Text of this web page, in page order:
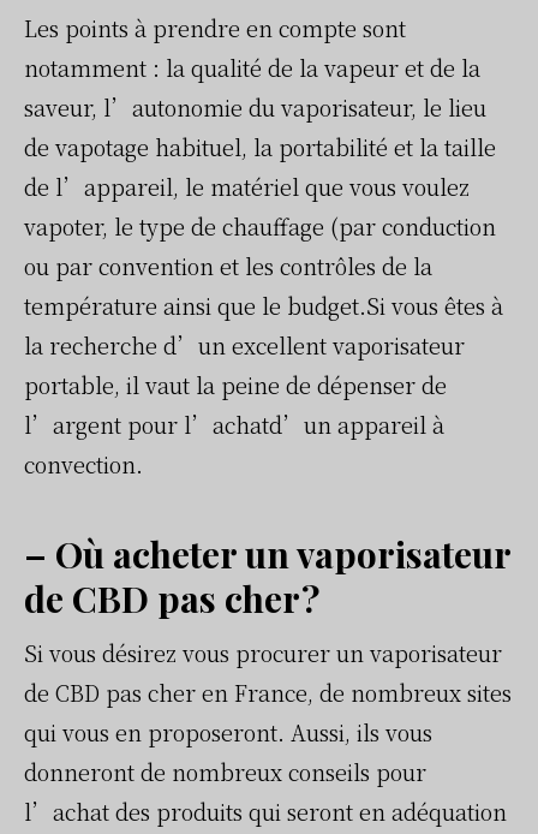
Les points à prendre en compte sont
notamment : la qualité de la vapeur et de la
saveur, l’autonomie du vaporisateur, le lieu
de vapotage habituel, la portabilité et la taille
de l’appareil, le matériel que vous voulez
vapoter, le type de chauffage (par conduction
ou par convention et les contrôles de la
température ainsi que le budget.Si vous êtes à
la recherche d’un excellent vaporisateur
portable, il vaut la peine de dépenser de
l’argent pour l’achatd’un appareil à
convection.
– Où acheter un vaporisateur
de CBD pas cher ?
Si vous désirez vous procurer un vaporisateur
de CBD pas cher en France, de nombreux sites
qui vous en proposeront. Aussi, ils vous
donneront de nombreux conseils pour
l’achat des produits qui seront en adéquation